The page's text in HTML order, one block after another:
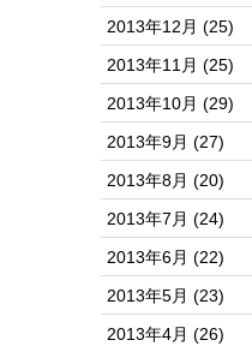
2013年12月 (25)
2013年11月 (25)
2013年10月 (29)
2013年9月 (27)
2013年8月 (20)
2013年7月 (24)
2013年6月 (22)
2013年5月 (23)
2013年4月 (26)